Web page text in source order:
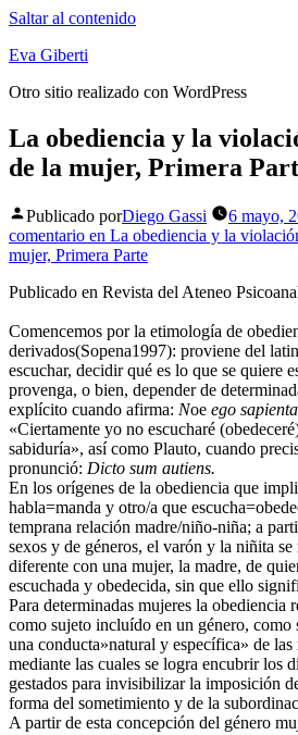
Saltar al contenido
Eva Giberti
Otro sitio realizado con WordPress
La obediencia y la
de la mujer, Primera
Publicado porDiego Gassi 6 mayo,
comentario en La obediencia y la
mujer, Primera Parte
Publicado en Revista del Ateneo
Comencemos por la etimología de
derivados(Sopena1997): proviene del latin
escuchar, decidir qué es lo que se quiere
provenga, o bien, depender de
explícito cuando afirma: Noe ego
«Ciertamente yo no escucharé
sabiduría», así como Plauto, cuando
pronunció: Dicto sum autiens.
En los orígenes de la obediencia que
habla=manda y otro/a que
temprana relación madre/niño-niña; a
sexos y de géneros, el varón y la niñita se
diferente con una mujer, la madre, de
escuchada y obedecida, sin que ello
Para determinadas mujeres la obediencia
como sujeto incluído en un género, como
una conducta»natural y específica» de las
mediante las cuales se logra encubrir los
gestados para invisibilizar la imposición
forma del sometimiento y de la
A partir de esta concepción del género